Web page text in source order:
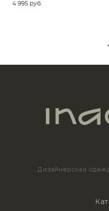
4 995 pуб.
Дизайнерская